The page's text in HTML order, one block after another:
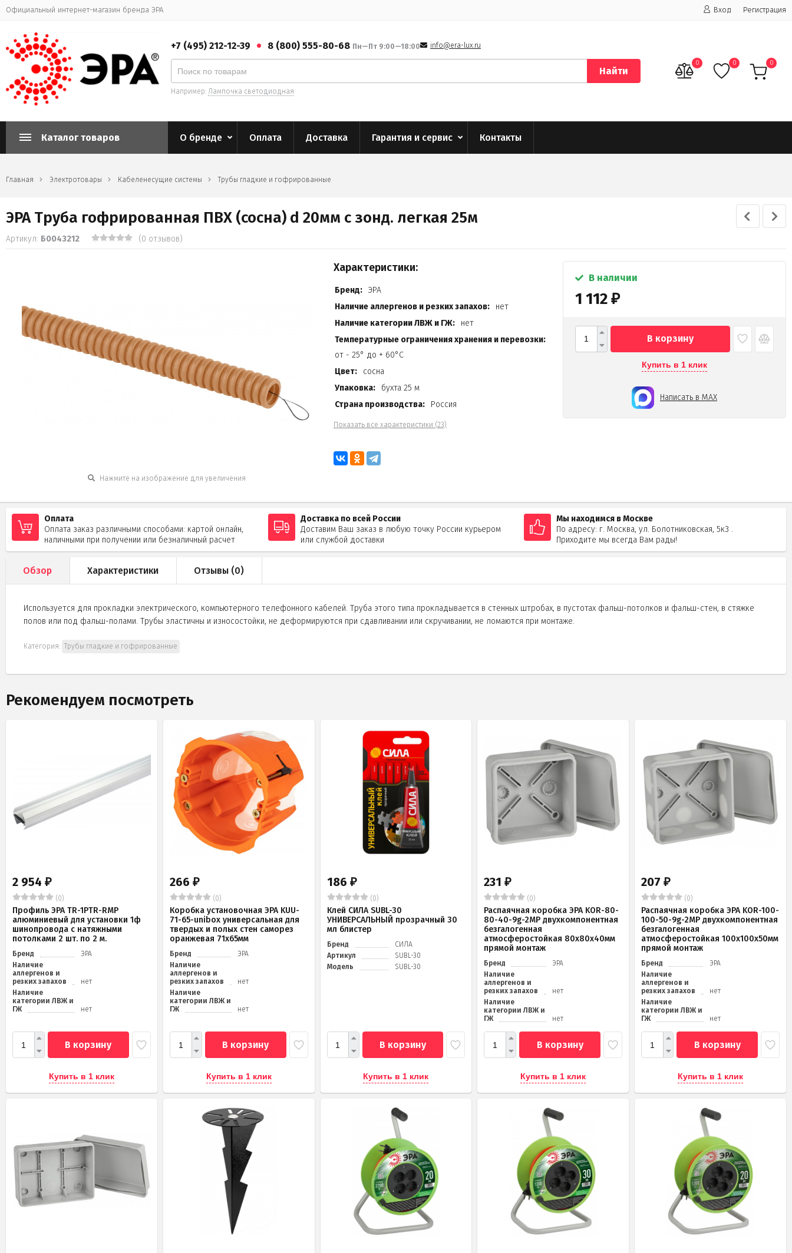
Официальный интернет-магазин бренда ЭРА Вход Регистрация
+7 (495) 212-12-39 8 (800) 555-80-68 Пн—Пт 9:00—18:00 info@era-lux.ru
Найти
Например: Лампочка светодиодная
0 0 0
Каталог товаров О бренде Оплата Доставка Гарантия и сервис Контакты
Главная Электротовары Кабеленесущие системы Трубы гладкие и гофрированные
ЭРА Труба гофрированная ПВХ (сосна) d 20мм с зонд. легкая 25м
Артикул: Б0043212 (0 отзывов)
Нажмите на изображение для увеличения
Характеристики:
Бренд: ЭРА
Наличие аллергенов и резких запахов:
нет
Наличие категории ЛВЖ и ГЖ:
нет
Температурные ограничения хранения и перевозки:
от - 25° до + 60°C
Цвет:
сосна
Упаковка:
бухта 25 м
Страна производства:
Россия
Показать все характеристики (23)
В наличии
1 112 ₽
В корзину
Купить в 1 клик
Написать в MAX
Оплата
Оплата заказ различными способами: картой онлайн,
наличными при получении или безналичный расчет
Доставка по всей России
Доставим Ваш заказ в любую точку России курьером
или службой доставки
Мы находимся в Москве
По адресу: г. Москва, ул. Болотниковская, 5к3 .
Приходите мы всегда Вам рады!
Обзор Характеристики Отзывы (0)
Используется для прокладки электрического, компьютерного телефонного кабелей. Труба этого типа прокладывается в стенных штробах, в пустотах фальш-потолков и фальш-стен, в стяжке
полов или под фальш-полами. Трубы эластичны и износостойки, не деформируются при сдавливании или скручивании, не ломаются при монтаже.
Категория: Трубы гладкие и гофрированные
Рекомендуем посмотреть
2 954 ₽
(0)
Профиль ЭРА TR-1PTR-RMP
алюминиевый для установки 1ф
шинопровода с натяжными
потолками 2 шт. по 2 м.
Бренд
ЭРА
Наличие
аллергенов и
резких запахов
нет
Наличие
категории ЛВЖ и
ГЖ
нет
В корзину
Купить в 1 клик
266 ₽
(0)
Коробка установочная ЭРА KUU-
71-65-unibox универсальная для
твердых и полых стен саморез
оранжевая 71х65мм
Бренд
ЭРА
Наличие
аллергенов и
резких запахов
нет
Наличие
категории ЛВЖ и
ГЖ
нет
В корзину
Купить в 1 клик
186 ₽
(0)
Клей СИЛА SUBL-30
УНИВЕРСАЛЬНЫЙ прозрачный 30
мл блистер
Бренд
СИЛА
Артикул
SUBL-30
Модель
SUBL-30
В корзину
Купить в 1 клик
231₽
(0)
Распаячная коробка ЭРА KOR-80-
80-40-9g-2MP двухкомпонентная
безгалогенная
атмосферостойкая 80х80х40мм
прямой монтаж
Бренд
ЭРА
Наличие
аллергенов и
резких запахов
нет
Наличие
категории ЛВЖ и
ГЖ
нет
В корзину
Купить в 1 клик
207₽
(0)
Распаячная коробка ЭРА KOR-100-
100-50-9g-2MP двухкомпонентная
безгалогенная
атмосферостойкая 100х100х50мм
прямой монтаж
Бренд
ЭРА
Наличие
аллергенов и
резких запахов
нет
Наличие
категории ЛВЖ и
ГЖ
нет
В корзину
Купить в 1 клик